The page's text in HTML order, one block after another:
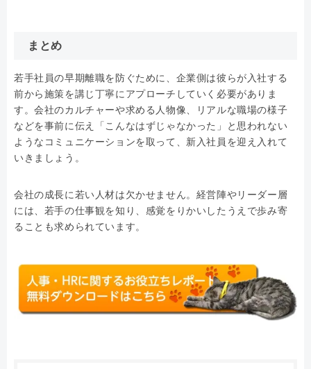
まとめ
若手社員の早期離職を防ぐために、企業側は彼らが入社する
前から施策を講じ丁寧にアプローチしていく必要がありま
す。会社のカルチャーや求める人物像、リアルな職場の様子
などを事前に伝え「こんなはずじゃなかった」と思われない
ようなコミュニケーションを取って、新入社員を迎え入れて
いきましょう。
会社の成長に若い人材は欠かせません。経営陣やリーダー層
には、若手の仕事観を知り、感覚をりかいしたうえで歩み寄
ることも求められています。